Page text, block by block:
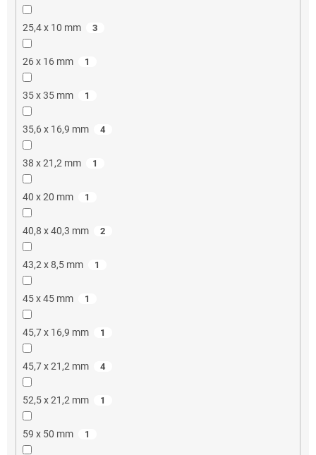
25,4 x 10 mm 3
26 x 16 mm 1
35 x 35 mm 1
35,6 x 16,9 mm 4
38 x 21,2 mm 1
40 x 20 mm 1
40,8 x 40,3 mm 2
43,2 x 8,5 mm 1
45 x 45 mm 1
45,7 x 16,9 mm 1
45,7 x 21,2 mm 4
52,5 x 21,2 mm 1
59 x 50 mm 1